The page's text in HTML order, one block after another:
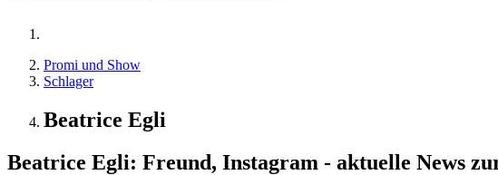
Promi und Show
Schlager
Beatrice Egli
Beatrice Egli: Freund, Instagram - aktuelle News